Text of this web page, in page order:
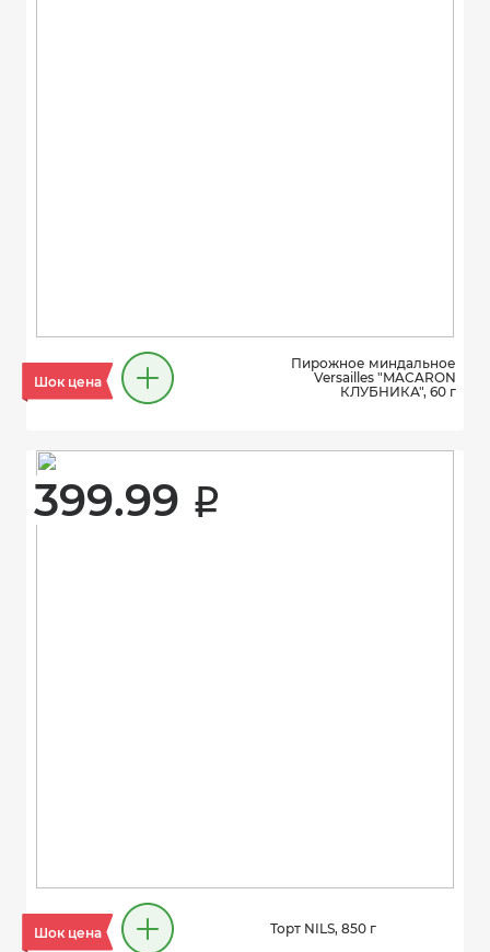
Шок цена
Пирожное миндальное
Versailles "MACARON
КЛУБНИКА", 60 г
399.99 i
Шок цена Торт NILS, 850 г